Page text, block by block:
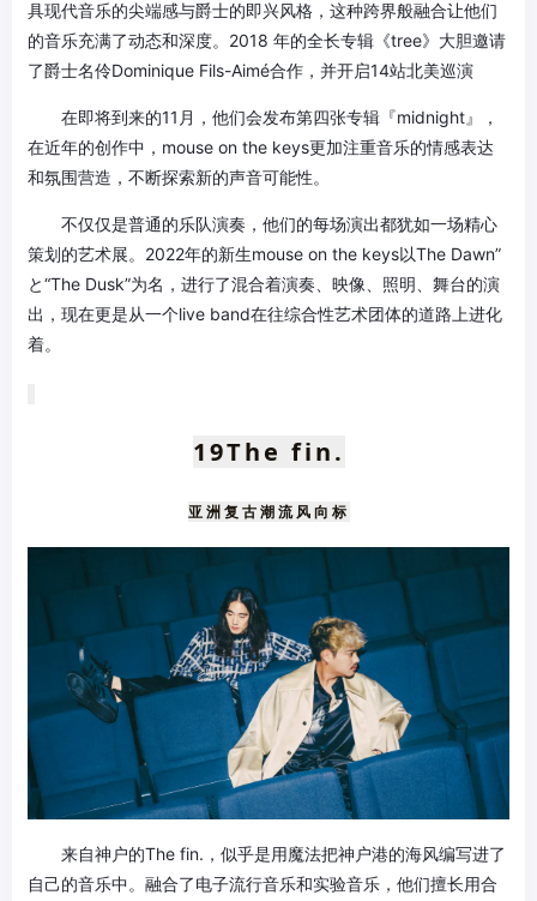
具现代音乐的尖端感与爵士的即兴风格，这种跨界般融合让他们
的音乐充满了动态和深度。2018 年的全长专辑《tree》大胆邀请
了爵士名伶Dominique Fils-Aimé合作，并开启14站北美巡演
在即将到来的11月，他们会发布第四张专辑『midnight』，
在近年的创作中，mouse on the keys更加注重音乐的情感表达
和氛围营造，不断探索新的声音可能性。
不仅仅是普通的乐队演奏，他们的每场演出都犹如一场精心
策划的艺术展。2022年的新生mouse on the keys以The Dawn”
と“The Dusk”为名，进行了混合着演奏、映像、照明、舞台的演
出，现在更是从一个live band在往综合性艺术团体的道路上进化
着。
19The fin.
亚洲复古潮流风向标
来自神户的The fin.，似乎是用魔法把神户港的海风编写进了
自己的音乐中。融合了电子流行音乐和实验音乐，他们擅长用合